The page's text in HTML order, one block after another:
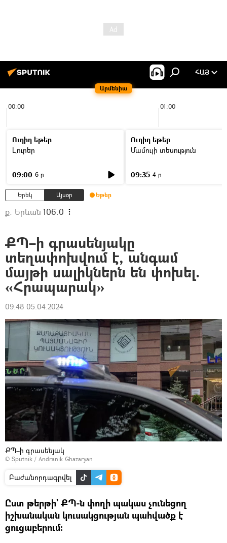
Արմենիա
ՀԱՅ
00:00 01:00
Ուղիղ եթեր
Լուրեր
09:00 6 ր
Ուղիղ եթեր
Մամուլի տեսություն
09:35 4 ր
Երեկ Այսօր Եթեր
ք. Երևան 106.0
ՔՊ–ի գրասենյակը
տեղափոխվում է, անգամ
մայթի սալիկներն են փոխել.
«Հրապարակ»
09:48 05.04.2024
ՔՊ–ի գրասենյակ
© Sputnik / Andranik Ghazaryan
Բաժանորդագրվել
Ըստ թերթի` ՔՊ-ն փողի պակաս չունեցող
իշխանական կուսակցության պահվածք է
ցուցաբերում։